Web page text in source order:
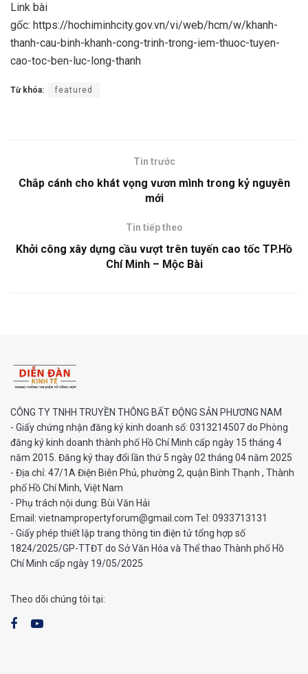
Link bài
gốc: https://hochiminhcity.gov.vn/vi/web/hcm/w/khanh-
thanh-cau-binh-khanh-cong-trinh-trong-iem-thuoc-tuyen-
cao-toc-ben-luc-long-thanh
Từ khóa: featured
Tin trước
Chắp cánh cho khát vọng vươn mình trong kỷ nguyên
mới
Tin tiếp theo
Khởi công xây dựng cầu vượt trên tuyến cao tốc TP.Hồ
Chí Minh – Mộc Bài
CÔNG TY TNHH TRUYỀN THÔNG BẤT ĐỘNG SẢN PHƯƠNG NAM
- Giấy chứng nhận đăng ký kinh doanh số: 0313214507 do Phòng
đăng ký kinh doanh thành phố Hồ Chí Minh cấp ngày 15 tháng 4
năm 2015. Đăng ký thay đổi lần thứ 5 ngày 02 tháng 04 năm 2025
- Địa chỉ: 47/1A Điện Biên Phủ, phường 2, quận Bình Thạnh , Thành
phố Hồ Chí Minh, Việt Nam
- Phụ trách nội dung: Bùi Văn Hải
Email: vietnampropertyforum@gmail.com Tel: ‭0933713131
- Giấy phép thiết lập trang thông tin điện tử tổng hợp số
1824/2025/GP-TTĐT do Sở Văn Hóa và Thể thao Thành phố Hồ
Chí Minh cấp ngày 19/05/2025
Theo dõi chúng tôi tại: